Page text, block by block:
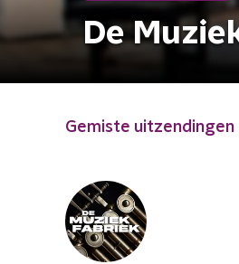
De
Gemiste uitzendingen